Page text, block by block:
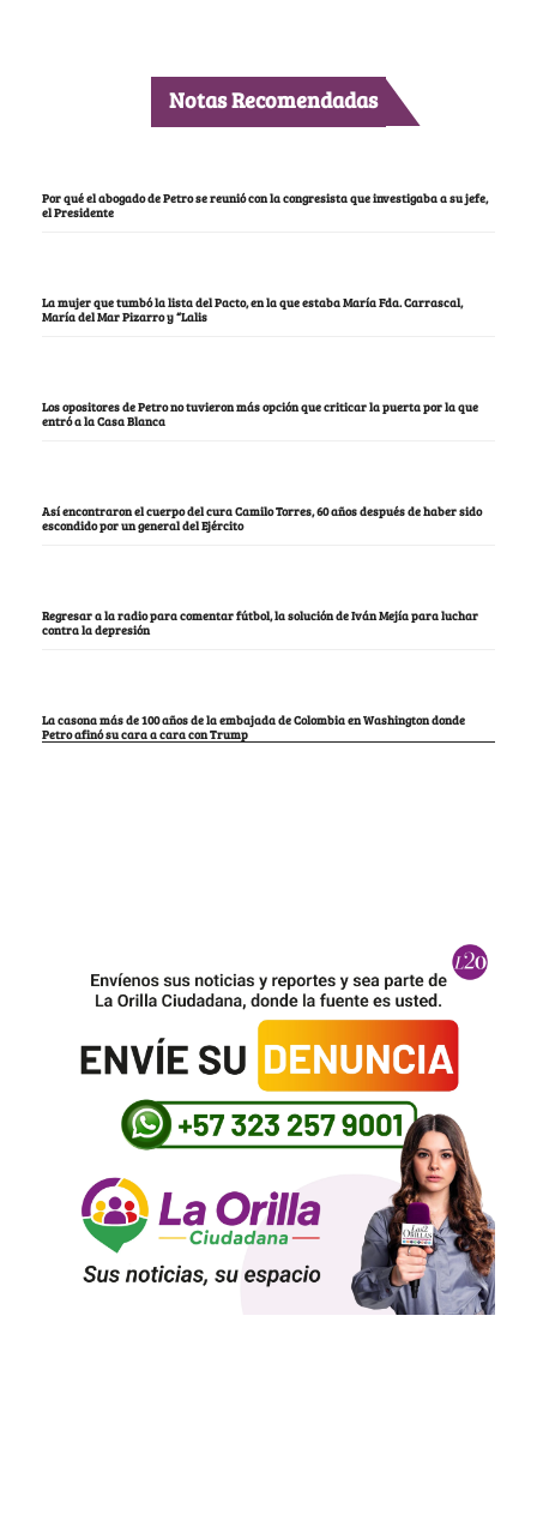
Notas Recomendadas
Por qué el abogado de Petro se reunió con la congresista que investigaba a su jefe,
el Presidente
La mujer que tumbó la lista del Pacto, en la que estaba María Fda. Carrascal,
María del Mar Pizarro y “Lalis
Los opositores de Petro no tuvieron más opción que criticar la puerta por la que
entró a la Casa Blanca
Así encontraron el cuerpo del cura Camilo Torres, 60 años después de haber sido
escondido por un general del Ejército
Regresar a la radio para comentar fútbol, la solución de Iván Mejía para luchar
contra la depresión
La casona más de 100 años de la embajada de Colombia en Washington donde
Petro afinó su cara a cara con Trump